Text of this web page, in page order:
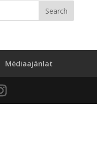
Médiaajánlat